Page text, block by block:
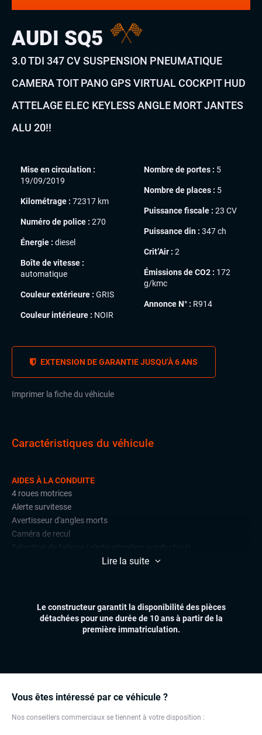
AUDI SQ5
3.0 TDI 347 CV SUSPENSION PNEUMATIQUE
CAMERA TOIT PANO GPS VIRTUAL COCKPIT HUD
ATTELAGE ELEC KEYLESS ANGLE MORT JANTES
ALU 20!!
Mise en circulation :
19/09/2019
Kilométrage : 72317 km
Numéro de police : 270
Énergie : diesel
Boîte de vitesse :
automatique
Couleur extérieure : GRIS
Couleur intérieure : NOIR
Nombre de portes : 5
Nombre de places : 5
Puissance fiscale : 23 CV
Puissance din : 347 ch
Crit’Air : 2
Émissions de CO2 : 172
g/kmc
Annonce N° : R914
EXTENSION DE GARANTIE JUSQU’À 6 ANS
Imprimer la fiche du véhicule
Vous êtes intéressé par ce véhicule ?
Nos conseillers commerciaux se tiennent à votre disposition :
Caractéristiques du véhicule
AIDES À LA CONDUITE
4 roues motrices
Alerte survitesse
Avertisseur d'angles morts
Caméra de recul
Détection de fatigue (alerte attention conducteur)
Détections de signalisation routière
Accès et démarrage mains libres
Affichage tête haute (head-up display)
Sièges chauffants
Suspensions pneumatiques
Lire la suite
Le constructeur garantit la disponibilité des pièces
détachées pour une durée de 10 ans à partir de la
première immatriculation.